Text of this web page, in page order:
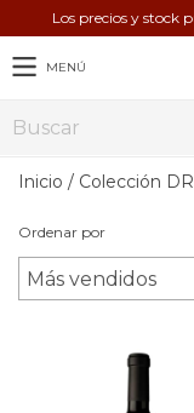
Los precios y stock
MENÚ
Inicio / Colección
Ordenar por